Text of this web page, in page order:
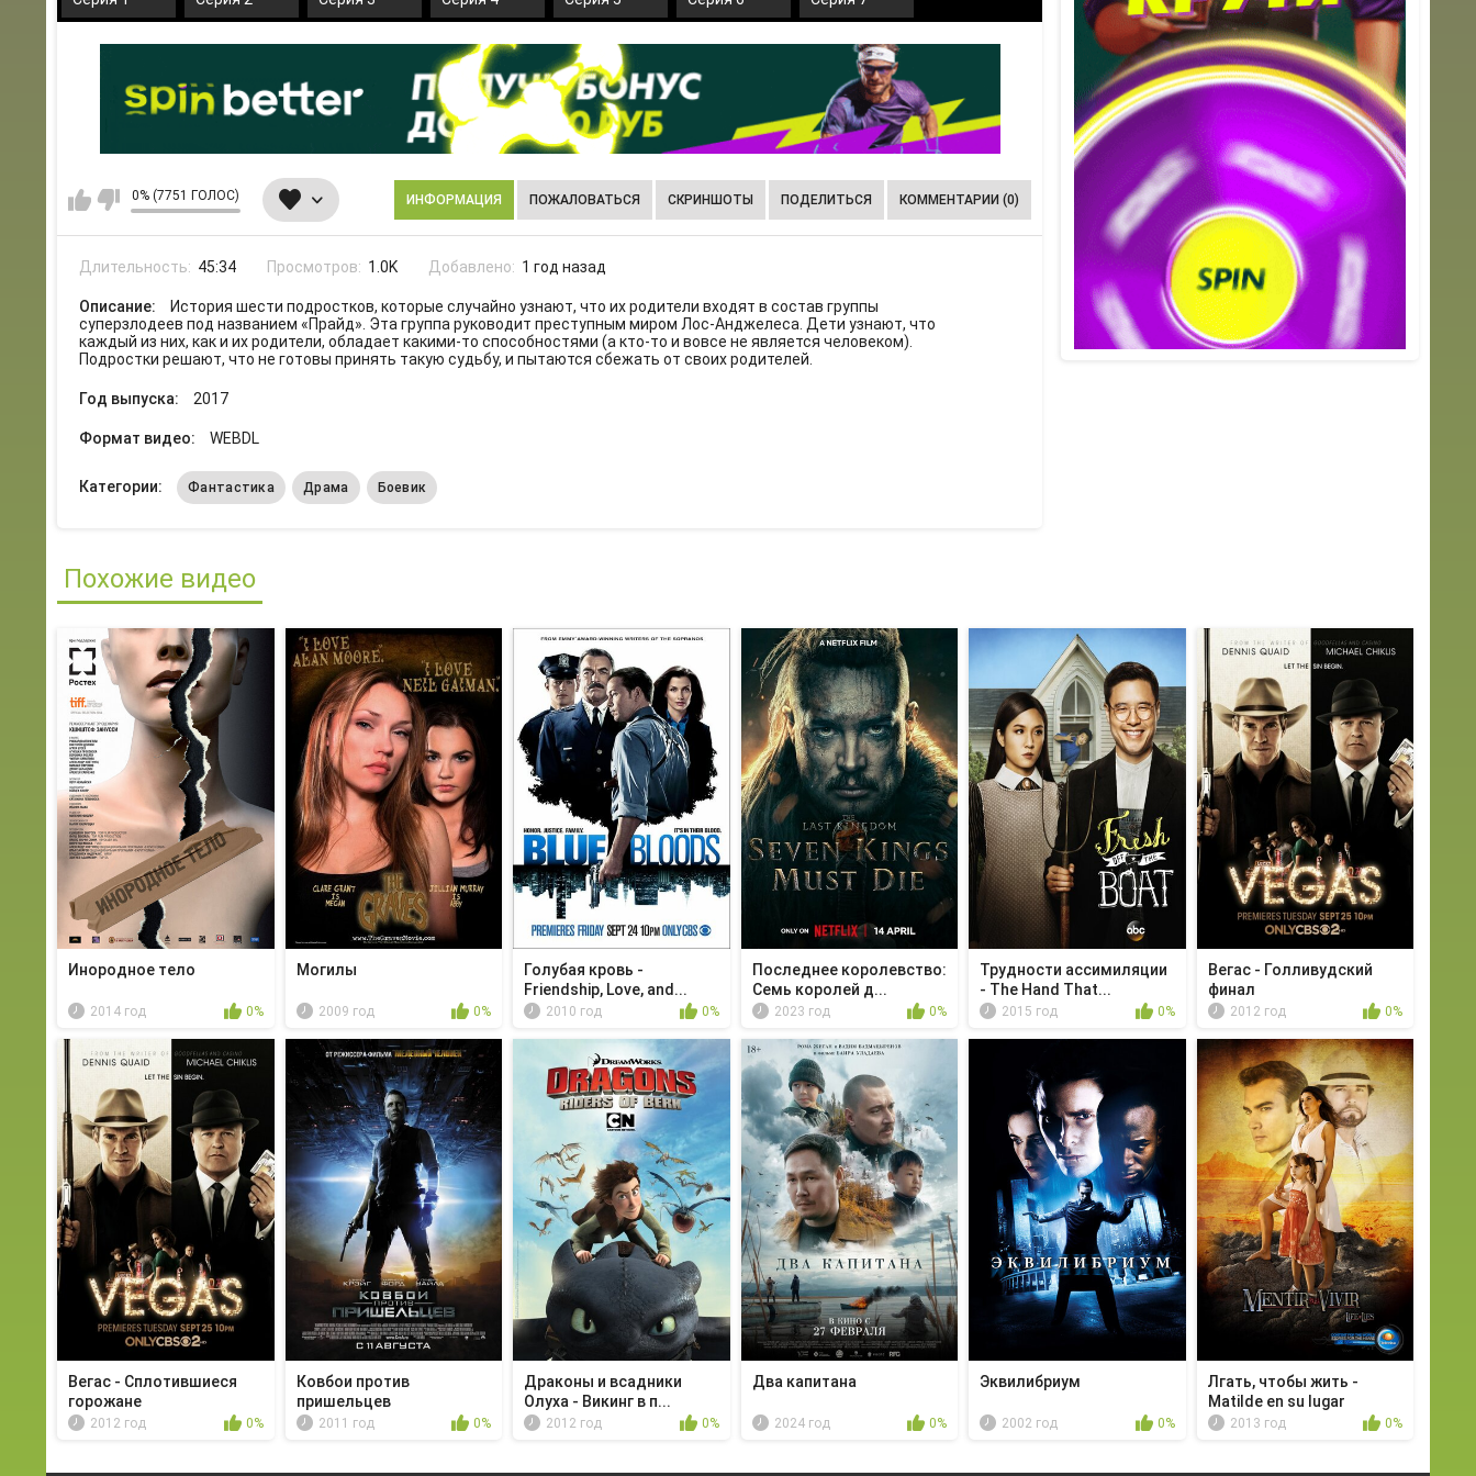
0% (7751 ГОЛОС) ИНФОРМАЦИЯ ПОЖАЛОВАТЬСЯ СКРИНШОТЫ ПОДЕЛИТЬСЯ КОММЕНТАРИИ (0)
Длительность: 45:34 Просмотров: 1.0K Добавлено: 1 год назад
Описание:
История шести подростков, которые случайно узнают, что их родители входят в состав группы
суперзлодеев под названием «Прайд». Эта группа руководит преступным миром Лос-Анджелеса. Дети узнают, что
каждый из них, как и их родители, обладает какими-то способностями (а кто-то и вовсе не является человеком).
Подростки решают, что не готовы принять такую судьбу, и пытаются сбежать от своих родителей.
Год выпуска: 2017
Формат видео: WEBDL
Категории: Фантастика Драма Боевик
Похожие видео
Инородное тело
2014 год 0%
Могилы
2009 год 0%
Голубая кровь -
Friendship, Love, and...
2010 год 0%
Последнее королевство:
Семь королей д...
2023 год 0%
Трудности ассимиляции
- The Hand That...
2015 год 0%
Вегас - Голливудский
финал
2012 год 0%
Вегас - Сплотившиеся
горожане
2012 год 0%
Ковбои против
пришельцев
2011 год 0%
Драконы и всадники
Олуха - Викинг в п...
2012 год 0%
Два капитана
2024 год 0%
Эквилибриум
2002 год 0%
Лгать, чтобы жить -
Matilde en su lugar
2013 год 0%